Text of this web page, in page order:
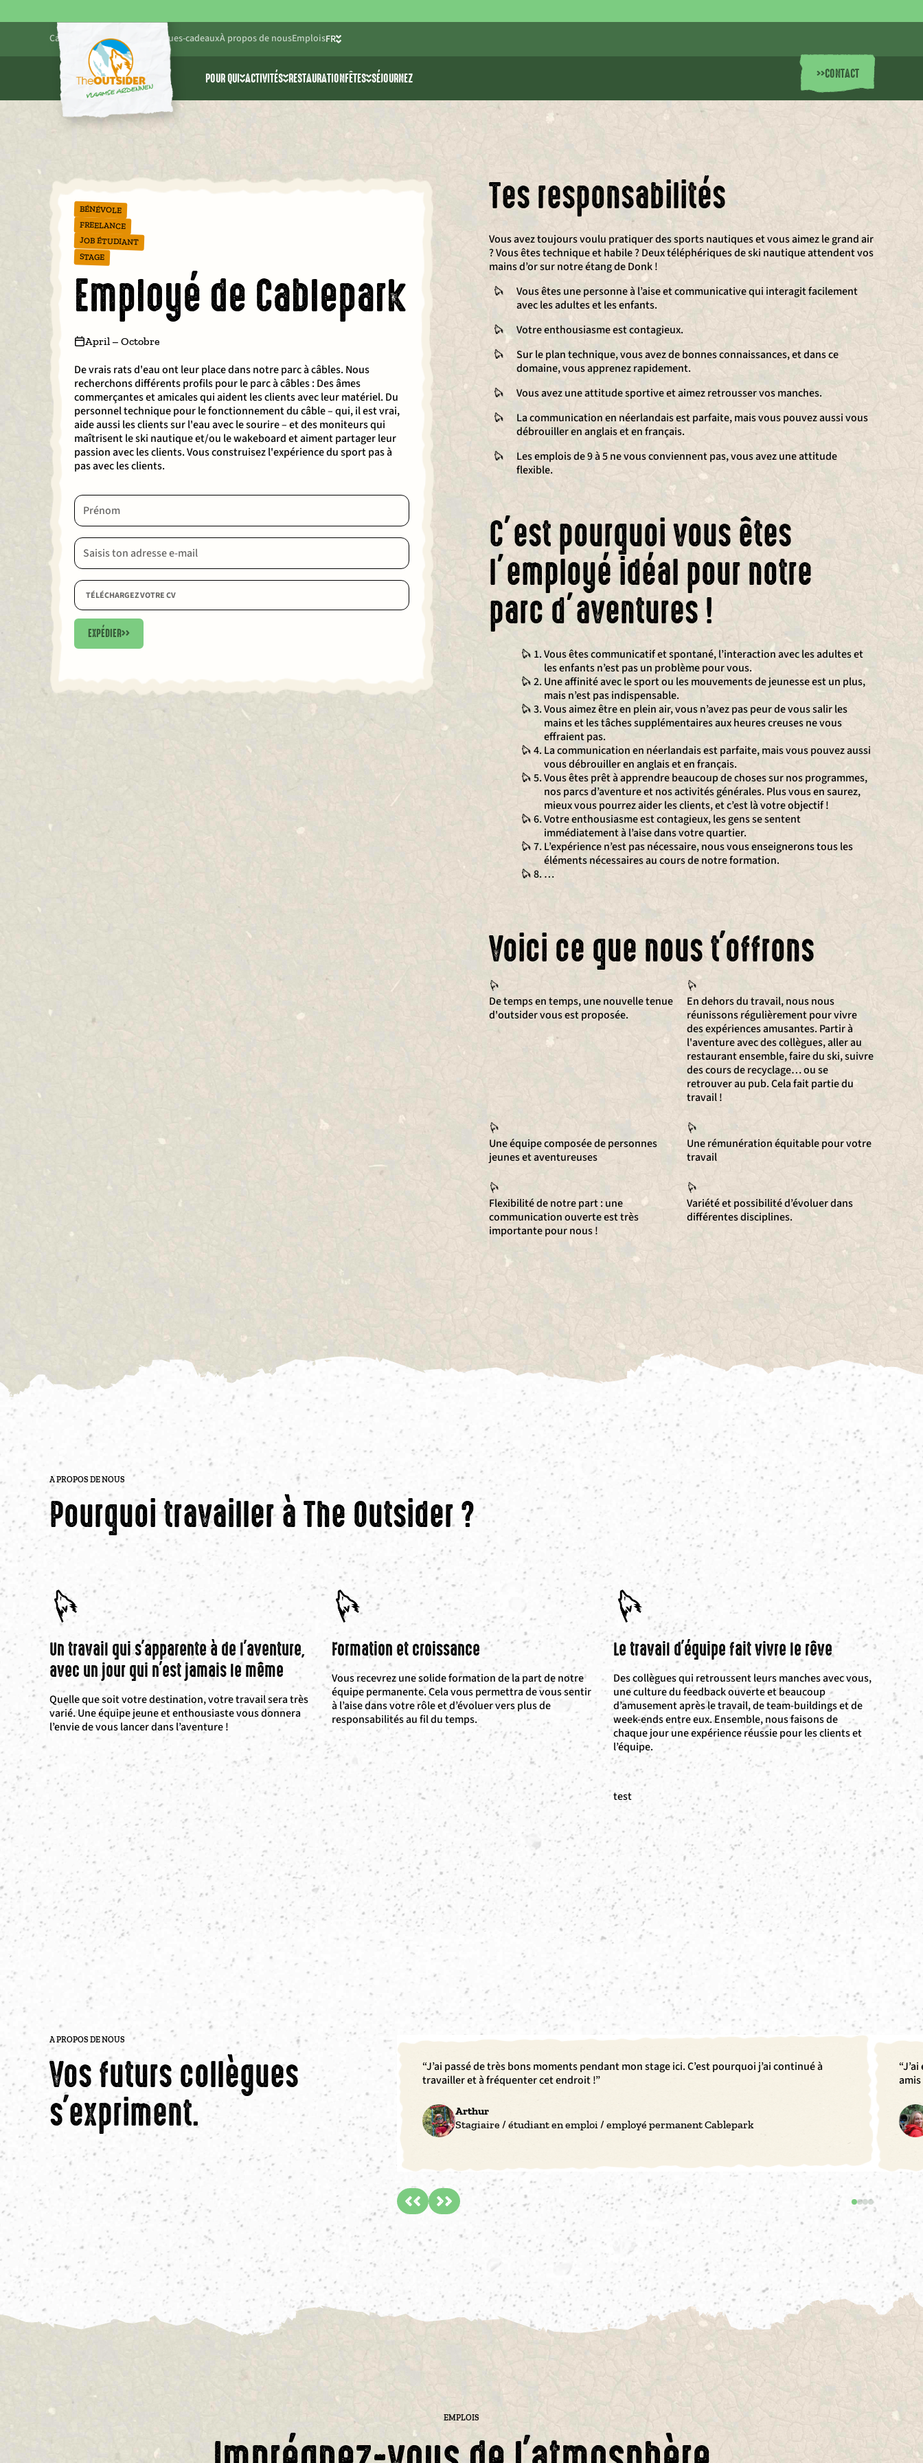
Calendrier BlogPratique Chèques-cadeauxÀ propos de nousEmploisFR
NL
EN
POUR QUI
Amis et famille
ACTIVITÉS
Toutes les activités
Cablepark >> ski nautique
RESTAURATIONFÊTES
Enterrements de vie de
Communion/fête de printemps
SÉJOURNEZ >>CONTACT
BÉNÉVOLE
FREELANCE
JOB ÉTUDIANT
STAGE
Employé de Cablepark
April – Octobre
De vrais rats d'eau ont leur place dans notre parc à câbles. Nous
recherchons différents profils pour le parc à câbles : Des âmes
commerçantes et amicales qui aident les clients avec leur matériel. Du
personnel technique pour le fonctionnement du câble – qui, il est vrai,
aide aussi les clients sur l'eau avec le sourire – et des moniteurs qui
maîtrisent le ski nautique et/ou le wakeboard et aiment partager leur
passion avec les clients. Vous construisez l'expérience du sport pas à
pas avec les clients.
TÉLÉCHARGEZ VOTRE CV
EXPÉDIER>>
Tes responsabilités
Vous avez toujours voulu pratiquer des sports nautiques et vous aimez le grand air
? Vous êtes technique et habile ? Deux téléphériques de ski nautique attendent vos
mains d’or sur notre étang de Donk !
Vous êtes une personne à l’aise et communicative qui interagit facilement
avec les adultes et les enfants.
Votre enthousiasme est contagieux.
Sur le plan technique, vous avez de bonnes connaissances, et dans ce
domaine, vous apprenez rapidement.
Vous avez une attitude sportive et aimez retrousser vos manches.
La communication en néerlandais est parfaite, mais vous pouvez aussi vous
débrouiller en anglais et en français.
Les emplois de 9 à 5 ne vous conviennent pas, vous avez une attitude
flexible.
C’est pourquoi vous êtes
l’employé idéal pour notre
parc d’aventures !
Vous êtes communicatif et spontané, l’interaction avec les adultes et
les enfants n’est pas un problème pour vous.
Une affinité avec le sport ou les mouvements de jeunesse est un plus,
mais n’est pas indispensable.
Vous aimez être en plein air, vous n’avez pas peur de vous salir les
mains et les tâches supplémentaires aux heures creuses ne vous
effraient pas.
La communication en néerlandais est parfaite, mais vous pouvez aussi
vous débrouiller en anglais et en français.
Vous êtes prêt à apprendre beaucoup de choses sur nos programmes,
nos parcs d’aventure et nos activités générales. Plus vous en saurez,
mieux vous pourrez aider les clients, et c’est là votre objectif !
Votre enthousiasme est contagieux, les gens se sentent
immédiatement à l’aise dans votre quartier.
L’expérience n’est pas nécessaire, nous vous enseignerons tous les
éléments nécessaires au cours de notre formation.
…
Voici ce que nous t'offrons
De temps en temps, une nouvelle tenue
d'outsider vous est proposée.
En dehors du travail, nous nous
réunissons régulièrement pour vivre
des expériences amusantes. Partir à
l'aventure avec des collègues, aller au
restaurant ensemble, faire du ski, suivre
des cours de recyclage… ou se
retrouver au pub. Cela fait partie du
travail !
Une équipe composée de personnes
jeunes et aventureuses
Une rémunération équitable pour votre
travail
Flexibilité de notre part : une
communication ouverte est très
importante pour nous !
Variété et possibilité d’évoluer dans
différentes disciplines.
A PROPOS DE NOUS
Pourquoi travailler à The Outsider ?
Un travail qui s'apparente à de l'aventure,
avec un jour qui n'est jamais le même
Quelle que soit votre destination, votre travail sera très
varié. Une équipe jeune et enthousiaste vous donnera
l’envie de vous lancer dans l’aventure !
Formation et croissance
Vous recevrez une solide formation de la part de notre
équipe permanente. Cela vous permettra de vous sentir
à l’aise dans votre rôle et d’évoluer vers plus de
responsabilités au fil du temps.
Le travail d'équipe fait vivre le rêve
Des collègues qui retroussent leurs manches avec vous,
une culture du feedback ouverte et beaucoup
d’amusement après le travail, de team-buildings et de
week-ends entre eux. Ensemble, nous faisons de
chaque jour une expérience réussie pour les clients et
l’équipe.
test
A PROPOS DE NOUS
Vos futurs collègues
s'expriment.
“J’ai passé de très bons moments pendant mon stage ici. C’est pourquoi j’ai continué à
travailler et à fréquenter cet endroit !”
Arthur
Stagiaire / étudiant en emploi / employé permanent Cablepark
EMPLOIS